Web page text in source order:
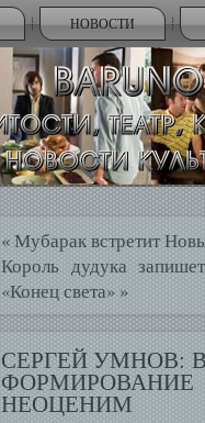
НОВОСТИ
«Мубарак встретит
Король дудука
«Конец света» »
СЕРГЕЙ УМНОВ:
НЕОЦЕНИМ